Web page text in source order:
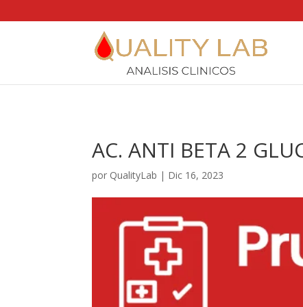
AC. ANTI BETA 2
por QualityLab | Dic 16, 2023